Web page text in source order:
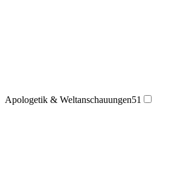
Apologetik & Weltanschauungen51